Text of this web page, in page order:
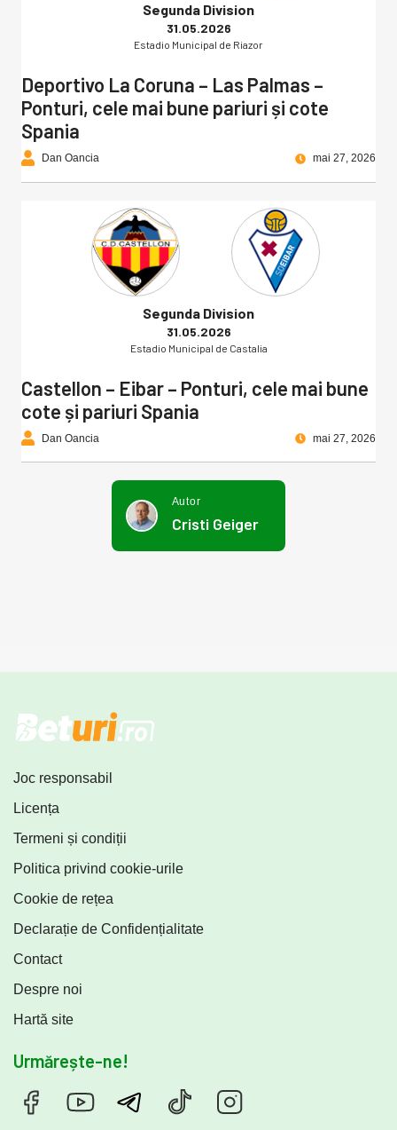
Segunda Division
31.05.2026
Estadio Municipal de Riazor
Deportivo La Coruna – Las Palmas –
Ponturi, cele mai bune pariuri și cote
Spania
Dan Oancia mai 27, 2026
Segunda Division
31.05.2026
Estadio Municipal de Castalia
Castellon – Eibar – Ponturi, cele mai bune
cote și pariuri Spania
Dan Oancia mai 27, 2026
Autor
Cristi Geiger
Joc responsabil
Licența
Termeni și condiții
Politica privind cookie-urile
Cookie de rețea
Declarație de Confidențialitate
Contact
Despre noi
Hartă site
Urmărește-ne!